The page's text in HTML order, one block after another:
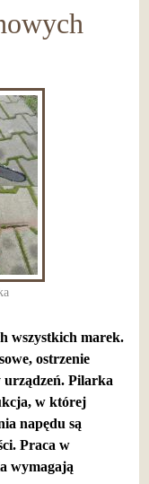
wszystkich marek.
ostrzenie
urządzeń. Pilarka
w której
napędu są
Praca w
wymagają